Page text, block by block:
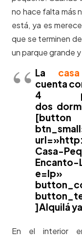
no hace falta más
está, ya es
que se terminen
un parque grande
La
cuenta
4
dos
[button
Casa-
Encanto-
]Alquilá
En el interior